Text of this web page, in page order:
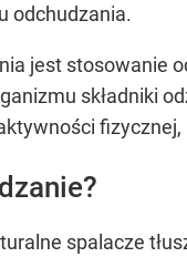
odchudzania.
jest stosowanie
składniki
spalacze